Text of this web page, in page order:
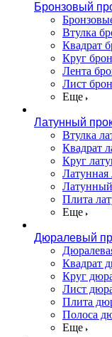
Бронзовый
Втулка
Квадрат
Круг
Лента
Лист
Еще
Латунный
Втулка
Квадрат
Круг
Латунная
Плита
Еще
Дюралевый
Квадрат
Круг
Лист
Плита
Полоса
Еще